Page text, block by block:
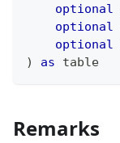
optional
optional
optional
)
as table
Remarks